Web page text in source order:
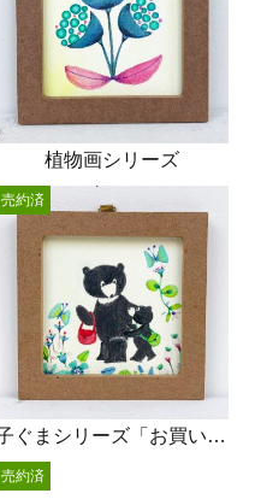
植物画シリーズ
子ぐまシリーズ「お買い物」
売約済
売約済